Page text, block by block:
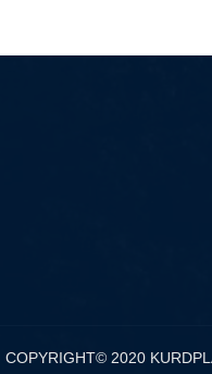
COPYRIGHT© 2020